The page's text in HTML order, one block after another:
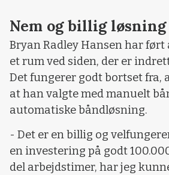
Nem og billig løsning
Bryan Radley Hansen har
et rum ved siden, der er
Det fungerer godt bortset fra,
at han valgte med manuelt
automatiske båndløsning.
- Det er en billig og
en investering på godt
del arbejdstimer, har jeg